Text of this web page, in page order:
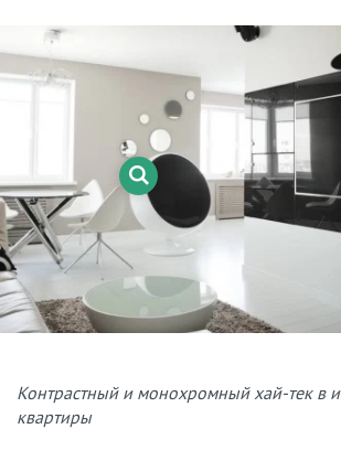
Контрастный и монохромный хай-тек в
квартиры